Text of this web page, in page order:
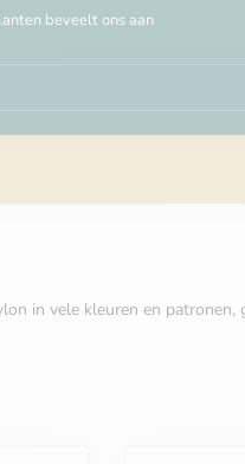
beveelt ons aan
in vele kleuren en